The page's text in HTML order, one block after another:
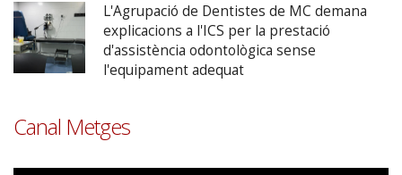
L'Agrupació de Dentistes de MC demana
explicacions a l'ICS per la prestació
d'assistència odontològica sense
l'equipament adequat
Canal Metges